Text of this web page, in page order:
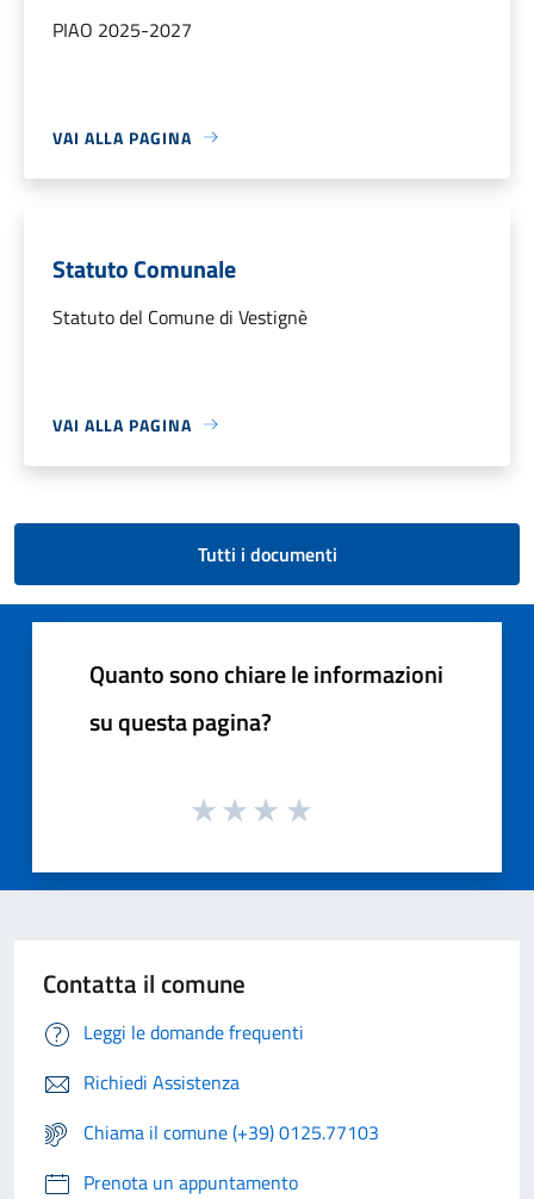
PIAO 2025-2027
VAI ALLA PAGINA
Statuto Comunale
Statuto del Comune di Vestignè
VAI ALLA PAGINA
Tutti i documenti
Quanto sono chiare le informazioni
su questa pagina?
Contatta il comune
Leggi le domande frequenti
Richiedi Assistenza
Chiama il comune (+39) 0125.77103
Prenota un appuntamento